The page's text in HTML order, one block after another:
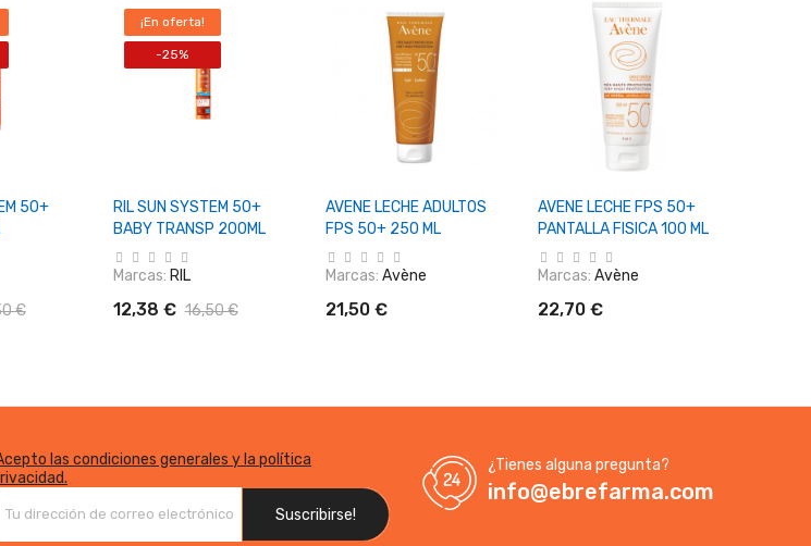
Carrito
50+
€
¡En oferta!
-25%
+ Añadir Al Carrito
RIL SUN SYSTEM 50+
BABY TRANSP 200ML
Marcas: RIL
12,38 € 16,50 €
+ Añadir Al Carrito
AVENE LECHE ADULTOS
FPS 50+ 250 ML
Marcas: Avène
21,50 €
+ Añadir Al Carrito
AVENE LECHE FPS 50+
PANTALLA FISICA 100 ML
Marcas: Avène
22,70 €
las condiciones generales y la política
¿Tienes alguna pregunta?
info@ebrefarma.com